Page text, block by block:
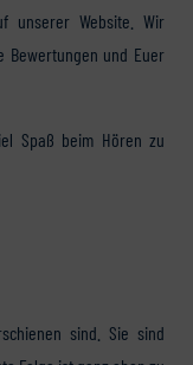
unserer Website. Wir
und Euer
Spaß beim Hören zu
sind. Sie sind